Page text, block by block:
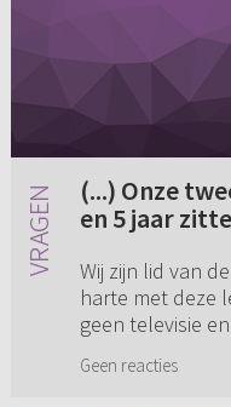
(...) Onze
en 5 jaar
zich vind ik
naar te
geen prettig
Wij zijn lid van
harte met deze
geen televisie
regelmatig
Geen reacties